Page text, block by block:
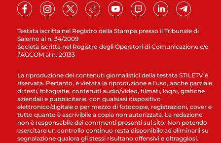
Testata iscritta nel Registro della Stampa presso il Tribunale di
Salerno al n. 34/2009
Società iscritta nel Registro degli Operatori di Comunicazione c/o
l’AGCOM al n. 20133
La riproduzione dei contenuti giornalistici della testata STILETV è
riservata. Pertanto, è vietata la riproduzione e l’uso, anche parziale,
di testi, fotografie, contenuti audio/video, filmati, loghi, grafiche
aziendali e pubblicitarie, con qualsiasi dispositivo
elettronico/digitale o per mezzo di fotocopie, registrazioni, cover e
tutto quanto è ascrivibile a copia non autorizzata. La redazione
non è responsabile dei commenti presenti sul sito. Non potendo
esercitare un controllo continuo resta disponibile ad eliminarli su
segnalazione qualora gli stessi risultano offensivi e oltraggiosi.